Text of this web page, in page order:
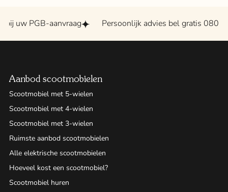
aanvraag Persoonlijk advies bel gratis 0800 - 2020
Aanbod scootmobielen
Scootmobiel met 5-wielen
Scootmobiel met 4-wielen
Scootmobiel met 3-wielen
Ruimste aanbod scootmobielen
Alle elektrische scootmobielen
Hoeveel kost een scootmobiel?
Scootmobiel huren